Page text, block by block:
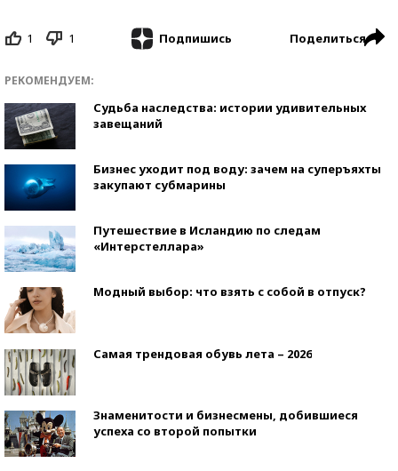
1 1 Подпишись Поделиться
РЕКОМЕНДУЕМ:
Судьба наследства: истории удивительных
завещаний
Бизнес уходит под воду: зачем на суперъяхты
закупают субмарины
Путешествие в Исландию по следам
«Интерстеллара»
Модный выбор: что взять с собой в отпуск?
Самая трендовая обувь лета – 2026
Знаменитости и бизнесмены, добившиеся
успеха со второй попытки